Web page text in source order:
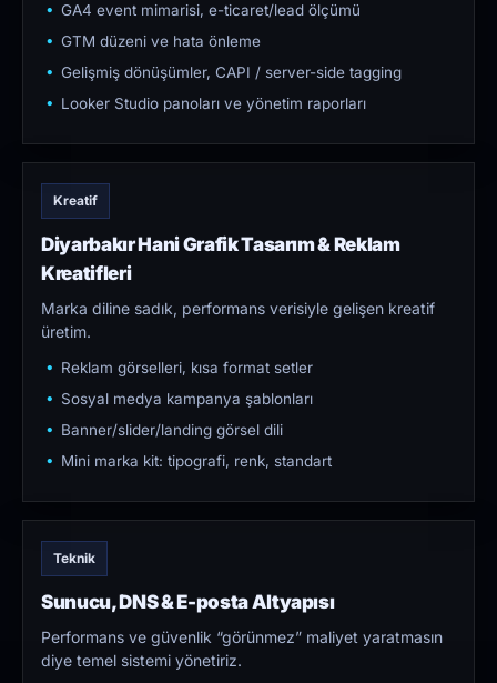
GA4 event mimarisi, e-ticaret/lead ölçümü
GTM düzeni ve hata önleme
Gelişmiş dönüşümler, CAPI / server-side tagging
Looker Studio panoları ve yönetim raporları
Kreatif
Diyarbakır Hani Grafik Tasarım & Reklam
Kreatifleri
Marka diline sadık, performans verisiyle gelişen kreatif
üretim.
Reklam görselleri, kısa format setler
Sosyal medya kampanya şablonları
Banner/slider/landing görsel dili
Mini marka kit: tipografi, renk, standart
Teknik
Sunucu, DNS & E-posta Altyapısı
Performans ve güvenlik “görünmez” maliyet yaratmasın
diye temel sistemi yönetiriz.